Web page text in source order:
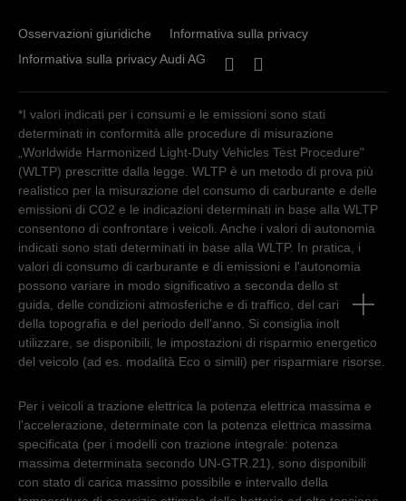
Osservazioni giuridiche
Informativa sulla privacy
Informativa sulla privacy Audi AG
*I valori indicati per i consumi e le emissioni sono stati
determinati in conformità alle procedure di misurazione
„Worldwide Harmonized Light-Duty Vehicles Test Procedure"
(WLTP) prescritte dalla legge. WLTP è un metodo di prova più
realistico per la misurazione del consumo di carburante e delle
emissioni di CO2 e le indicazioni determinati in base alla WLTP
consentono di confrontare i veicoli. Anche i valori di autonomia
indicati sono stati determinati in base alla WLTP. In pratica, i
valori di consumo di carburante e di emissioni e l'autonomia
possono variare in modo significativo a seconda dello stile di
guida, delle condizioni atmosferiche e di traffico, del carico utile,
della topografia e del periodo dell'anno. Si consiglia inoltre di
utilizzare, se disponibili, le impostazioni di risparmio energetico
del veicolo (ad es. modalità Eco o simili) per risparmiare risorse.
Per i veicoli a trazione elettrica la potenza elettrica massima e
l'accelerazione, determinate con la potenza elettrica massima
specificata (per i modelli con trazione integrale: potenza
massima determinata secondo UN-GTR.21), sono disponibili
con stato di carica massimo possibile e intervallo della